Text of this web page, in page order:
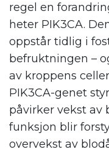
regel en
heter PIK3CA.
oppstår tidlig i
befruktningen –
av kroppens
PIK3CA-genet
påvirker vekst av
funksjon blir
overvekst av